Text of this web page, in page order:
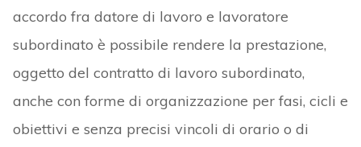
accordo fra datore di lavoro e lavoratore
subordinato è possibile rendere la prestazione,
oggetto del contratto di lavoro subordinato,
anche con forme di organizzazione per fasi, cicli e
obiettivi e senza precisi vincoli di orario o di